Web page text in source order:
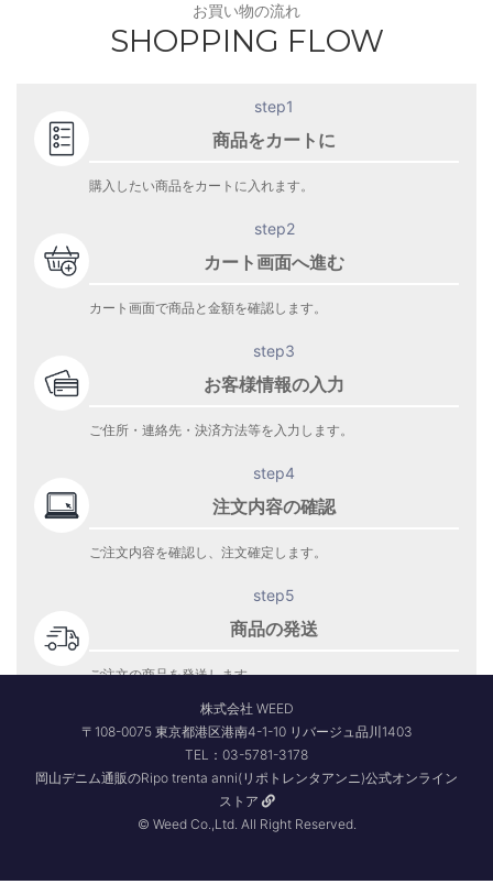
お買い物の流れ
SHOPPING FLOW
step1
商品をカートに
購入したい商品をカートに入れます。
step2
カート画面へ進む
カート画面で商品と金額を確認します。
step3
お客様情報の入力
ご住所・連絡先・決済方法等を入力します。
step4
注文内容の確認
ご注文内容を確認し、注文確定します。
step5
商品の発送
ご注文の商品を発送します。
株式会社 WEED
〒108-0075 東京都港区港南4-1-10 リバージュ品川1403
TEL：03-5781-3178
岡山デニム通販のRipo trenta anni(リポトレンタアンニ)公式オンライン
ストア
© Weed Co.,Ltd. All Right Reserved.